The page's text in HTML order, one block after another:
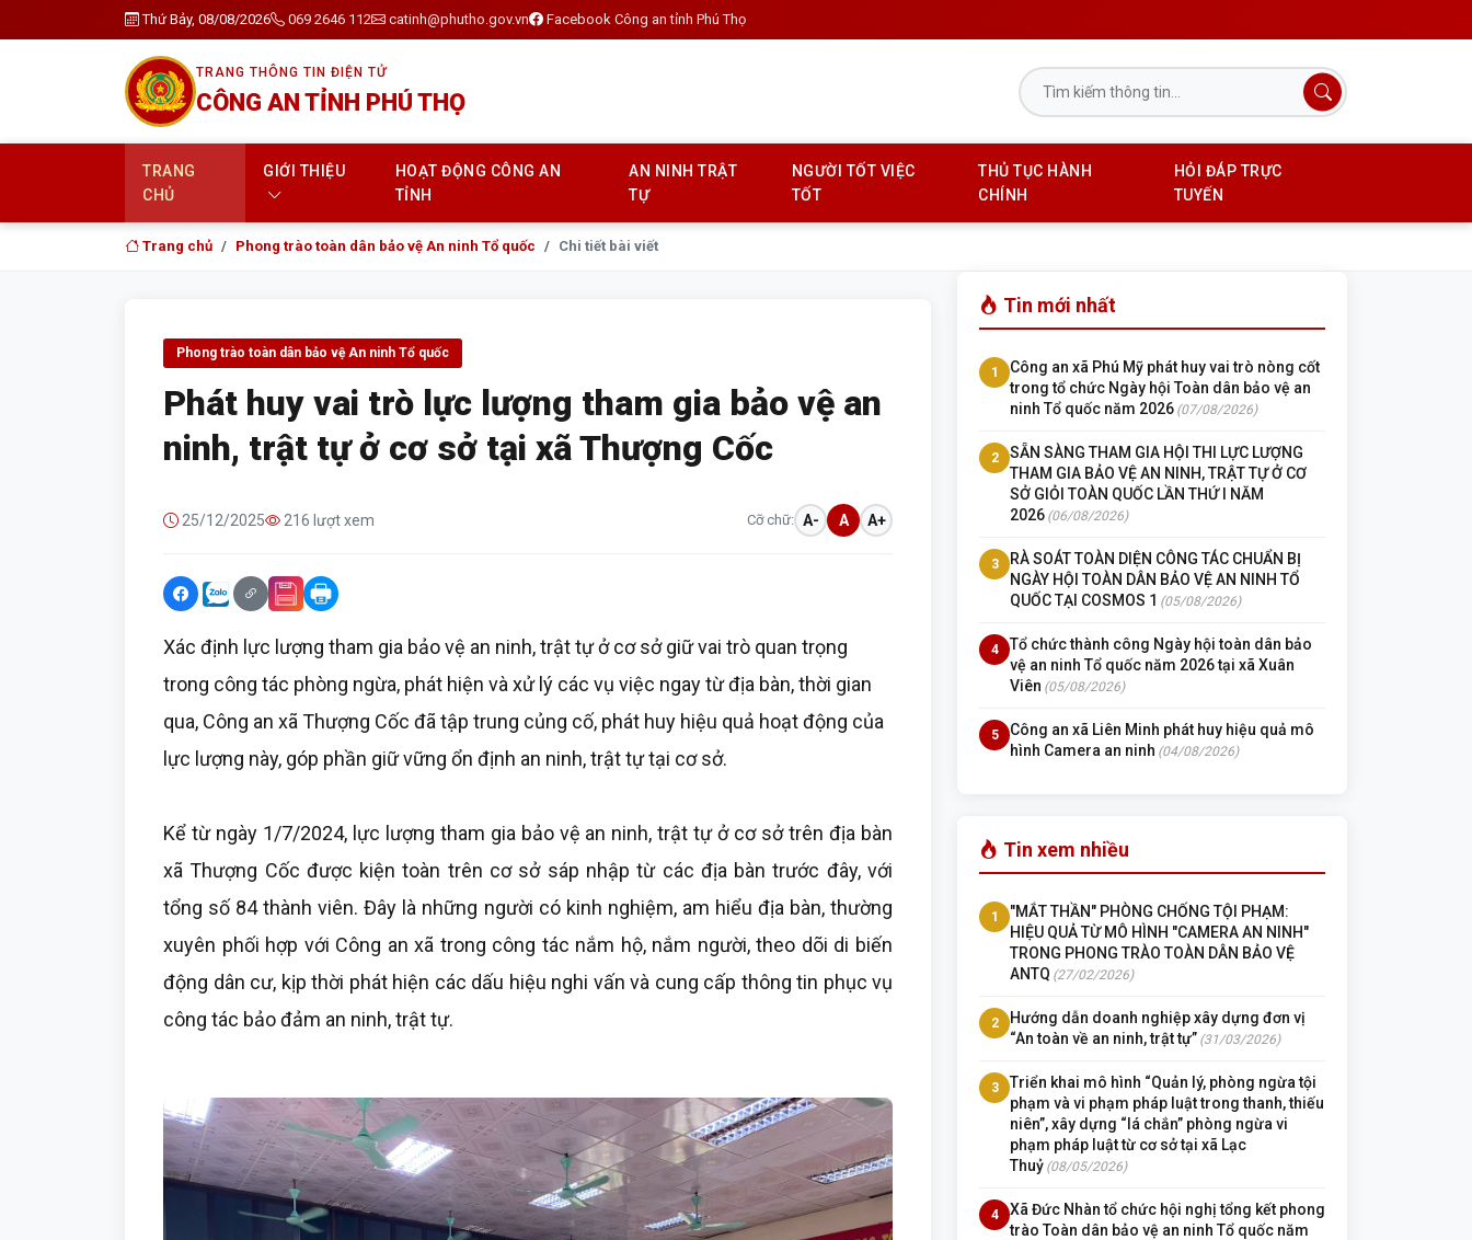
Thứ Bảy, 08/08/2026 069 2646 112 catinh@phutho.gov.vn Facebook Công an tỉnh Phú Thọ
TRANG THÔNG TIN ĐIỆN TỬ
CÔNG AN TỈNH PHÚ THỌ
TRANG
CHỦ
GIỚI THIỆU
HOẠT ĐỘNG CÔNG AN
TỈNH
AN NINH TRẬT
TỰ
NGƯỜI TỐT VIỆC
TỐT
THỦ TỤC HÀNH
CHÍNH
HỎI ĐÁP TRỰC
TUYẾN
Trang chủ Phong trào toàn dân bảo vệ An ninh Tổ quốc Chi tiết bài viết
Phong trào toàn dân bảo vệ An ninh Tổ quốc
Phát huy vai trò lực lượng tham gia bảo vệ an
ninh, trật tự ở cơ sở tại xã Thượng Cốc
25/12/2025 216 lượt xem Cỡ chữ: A- A A+
Xác định lực lượng tham gia bảo vệ an ninh, trật tự ở cơ sở giữ vai trò quan trọng
trong công tác phòng ngừa, phát hiện và xử lý các vụ việc ngay từ địa bàn, thời gian
qua, Công an xã Thượng Cốc đã tập trung củng cố, phát huy hiệu quả hoạt động của
lực lượng này, góp phần giữ vững ổn định an ninh, trật tự tại cơ sở.
Kể từ ngày 1/7/2024, lực lượng tham gia bảo vệ an ninh, trật tự ở cơ sở trên địa bàn
xã Thượng Cốc được kiện toàn trên cơ sở sáp nhập từ các địa bàn trước đây, với
tổng số 84 thành viên. Đây là những người có kinh nghiệm, am hiểu địa bàn, thường
xuyên phối hợp với Công an xã trong công tác nắm hộ, nắm người, theo dõi di biến
động dân cư, kịp thời phát hiện các dấu hiệu nghi vấn và cung cấp thông tin phục vụ
công tác bảo đảm an ninh, trật tự.
Tin mới nhất
1
Công an xã Phú Mỹ phát huy vai trò nòng cốt
trong tổ chức Ngày hội Toàn dân bảo vệ an
ninh Tổ quốc năm 2026 (07/08/2026)
2
SẴN SÀNG THAM GIA HỘI THI LỰC LƯỢNG
THAM GIA BẢO VỆ AN NINH, TRẬT TỰ Ở CƠ
SỞ GIỎI TOÀN QUỐC LẦN THỨ I NĂM
2026 (06/08/2026)
3
RÀ SOÁT TOÀN DIỆN CÔNG TÁC CHUẨN BỊ
NGÀY HỘI TOÀN DÂN BẢO VỆ AN NINH TỔ
QUỐC TẠI COSMOS 1 (05/08/2026)
4
Tổ chức thành công Ngày hội toàn dân bảo
vệ an ninh Tổ quốc năm 2026 tại xã Xuân
Viên (05/08/2026)
5
Công an xã Liên Minh phát huy hiệu quả mô
hình Camera an ninh (04/08/2026)
Tin xem nhiều
1
"MẮT THẦN" PHÒNG CHỐNG TỘI PHẠM:
HIỆU QUẢ TỪ MÔ HÌNH "CAMERA AN NINH"
TRONG PHONG TRÀO TOÀN DÂN BẢO VỆ
ANTQ (27/02/2026)
2
Hướng dẫn doanh nghiệp xây dựng đơn vị
“An toàn về an ninh, trật tự” (31/03/2026)
3
Triển khai mô hình “Quản lý, phòng ngừa tội
phạm và vi phạm pháp luật trong thanh, thiếu
niên”, xây dựng “lá chắn” phòng ngừa vi
phạm pháp luật từ cơ sở tại xã Lạc
Thuỷ (08/05/2026)
4
Xã Đức Nhàn tổ chức hội nghị tổng kết phong
trào Toàn dân bảo vệ an ninh Tổ quốc năm